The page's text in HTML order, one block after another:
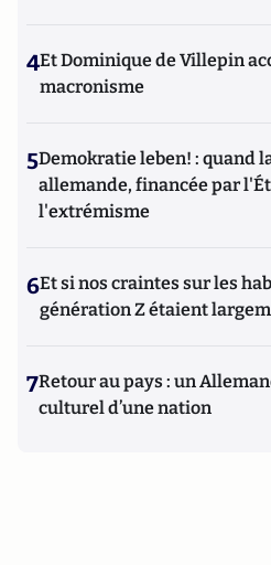
4Et Dominique de Villepin
macronisme
5Demokratie leben! : quand
allemande, financée par
l'extrémisme
6Et si nos craintes sur les
génération Z étaient
7Retour au pays : un
culturel d’une nation